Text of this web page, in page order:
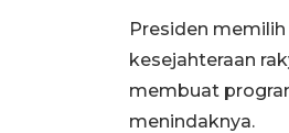
Presiden
kesejahteraan
membuat
menindaknya.